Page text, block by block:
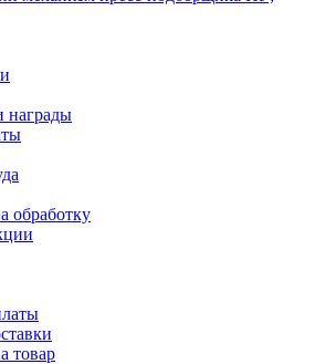
награды
обработку
товар